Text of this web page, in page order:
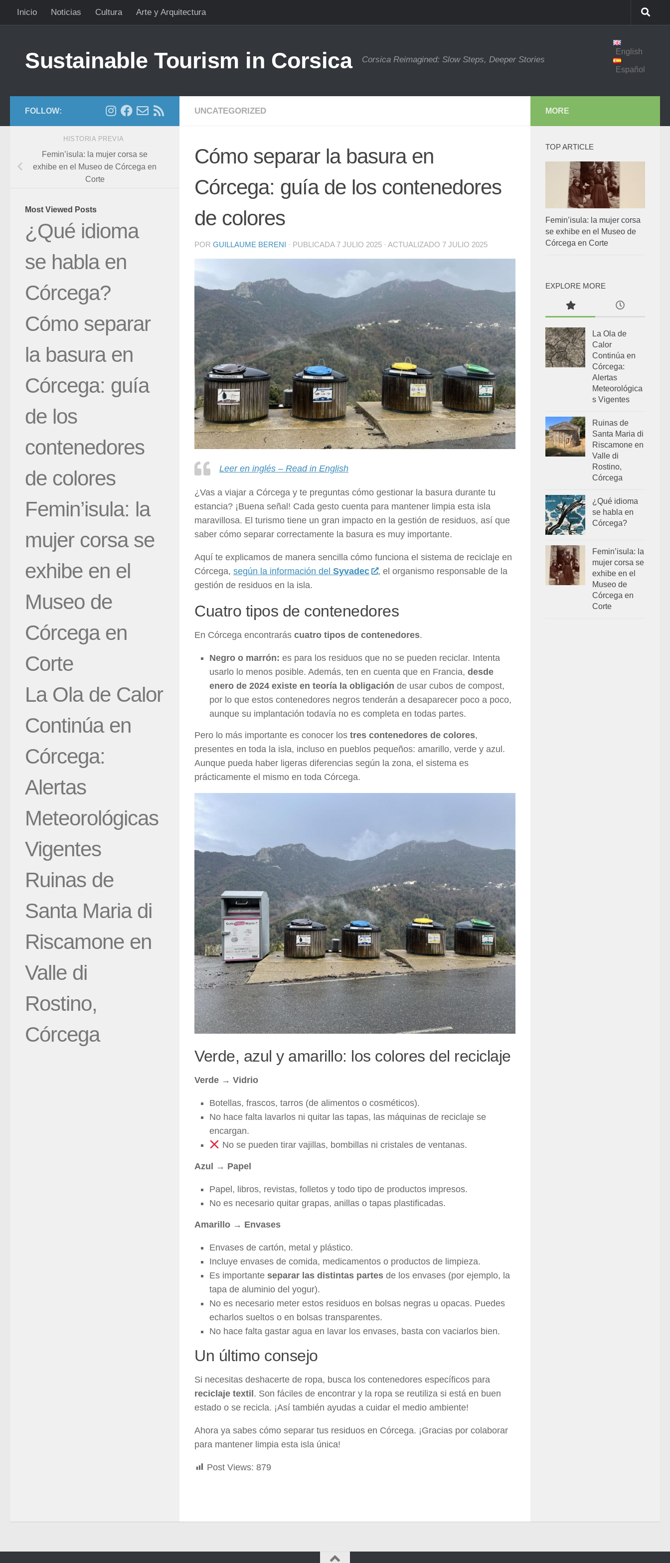
Saltar al contenido
Inicio Noticias Cultura Arte y Arquitectura
Sustainable Tourism in Corsica Corsica Reimagined: Slow Steps, Deeper Stories
English
Español
UNCATEGORIZED
Cómo separar la basura en
Córcega: guía de los contenedores
de colores
POR GUILLAUME BERENI · PUBLICADA 7 JULIO 2025 · ACTUALIZADO 7 JULIO 2025
Leer en inglés – Read in English
¿Vas a viajar a Córcega y te preguntas cómo gestionar la basura durante tu
estancia? ¡Buena señal! Cada gesto cuenta para mantener limpia esta isla
maravillosa. El turismo tiene un gran impacto en la gestión de residuos, así que
saber cómo separar correctamente la basura es muy importante.
Aquí te explicamos de manera sencilla cómo funciona el sistema de reciclaje en
Córcega, según la información del Syvadec
, el organismo responsable de la
gestión de residuos en la isla.
Cuatro tipos de contenedores
En Córcega encontrarás cuatro tipos de contenedores.
Negro o marrón: es para los residuos que no se pueden reciclar. Intenta
usarlo lo menos posible. Además, ten en cuenta que en Francia, desde
enero de 2024 existe en teoría la obligación de usar cubos de compost,
por lo que estos contenedores negros tenderán a desaparecer poco a poco,
aunque su implantación todavía no es completa en todas partes.
Pero lo más importante es conocer los tres contenedores de colores,
presentes en toda la isla, incluso en pueblos pequeños: amarillo, verde y azul.
Aunque pueda haber ligeras diferencias según la zona, el sistema es
prácticamente el mismo en toda Córcega.
Verde, azul y amarillo: los colores del reciclaje
Verde → Vidrio
Botellas, frascos, tarros (de alimentos o cosméticos).
No hace falta lavarlos ni quitar las tapas, las máquinas de reciclaje se
encargan.
No se pueden tirar vajillas, bombillas ni cristales de ventanas.
Azul → Papel
Papel, libros, revistas, folletos y todo tipo de productos impresos.
No es necesario quitar grapas, anillas o tapas plastificadas.
Amarillo → Envases
Envases de cartón, metal y plástico.
Incluye envases de comida, medicamentos o productos de limpieza.
Es importante separar las distintas partes de los envases (por ejemplo, la
tapa de aluminio del yogur).
No es necesario meter estos residuos en bolsas negras u opacas. Puedes
echarlos sueltos o en bolsas transparentes.
No hace falta gastar agua en lavar los envases, basta con vaciarlos bien.
Un último consejo
Si necesitas deshacerte de ropa, busca los contenedores específicos para
reciclaje textil . Son fáciles de encontrar y la ropa se reutiliza si está en buen
estado o se recicla. ¡Así también ayudas a cuidar el medio ambiente!
Ahora ya sabes cómo separar tus residuos en Córcega. ¡Gracias por colaborar
para mantener limpia esta isla única!
Post Views: 879
FOLLOW:
HISTORIA PREVIA
Femin’isula: la mujer corsa se
exhibe en el Museo de Córcega en
Corte
Most Viewed Posts
¿Qué idioma
se habla en
Córcega?
Cómo separar
la basura en
Córcega: guía
de los
contenedores
de colores
Femin’isula: la
mujer corsa se
exhibe en el
Museo de
Córcega en
Corte
La Ola de Calor
Continúa en
Córcega:
Alertas
Meteorológicas
Vigentes
Ruinas de
Santa Maria di
Riscamone en
Valle di
Rostino,
Córcega
MORE
TOP ARTICLE
Femin’isula: la mujer corsa
se exhibe en el Museo de
Córcega en Corte
EXPLORE MORE
La Ola de
Calor
Continúa en
Córcega:
Alertas
Meteorológica
s Vigentes
Ruinas de
Santa Maria di
Riscamone en
Valle di
Rostino,
Córcega
¿Qué idioma
se habla en
Córcega?
Femin’isula: la
mujer corsa se
exhibe en el
Museo de
Córcega en
Corte